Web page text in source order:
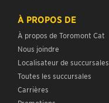
À PROPOS DE
À propos de Toromont Cat
Nous joindre
Localisateur de succursales
Toutes les succursales
Carrières